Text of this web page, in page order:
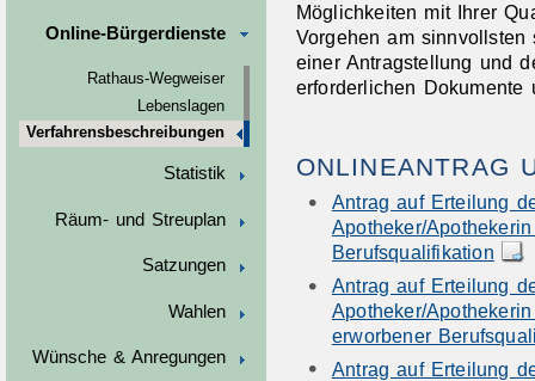
Online-Bürgerdienste
Rathaus-Wegweiser
Lebenslagen
Verfahrensbeschreibungen
Statistik
Räum- und Streuplan
Satzungen
Wahlen
Wünsche & Anregungen
Möglichkeiten mit Ihrer
Vorgehen am
einer Antragstellung und
erforderlichen Dokumente
ONLINEANTRAG
Antrag auf Erteilung
Apotheker/
Berufsqualifikation
Antrag auf Erteilung
Apotheker/
erworbener
Antrag auf Erteilung